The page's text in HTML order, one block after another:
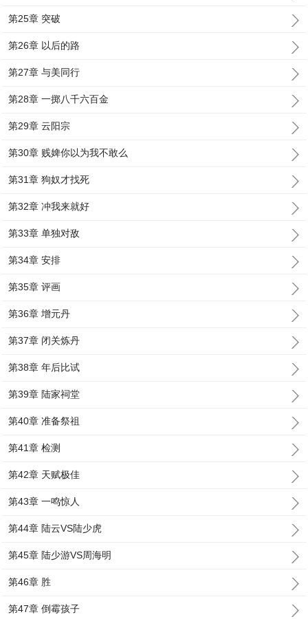
第25章 突破
第26章 以后的路
第27章 与美同行
第28章 一掷八千六百金
第29章 云阳宗
第30章 贱婢你以为我不敢么
第31章 狗奴才找死
第32章 冲我来就好
第33章 单独对敌
第34章 安排
第35章 评画
第36章 增元丹
第37章 闭关炼丹
第38章 年后比试
第39章 陆家祠堂
第40章 准备祭祖
第41章 检测
第42章 天赋极佳
第43章 一鸣惊人
第44章 陆云VS陆少虎
第45章 陆少游VS周海明
第46章 胜
第47章 倒霉孩子